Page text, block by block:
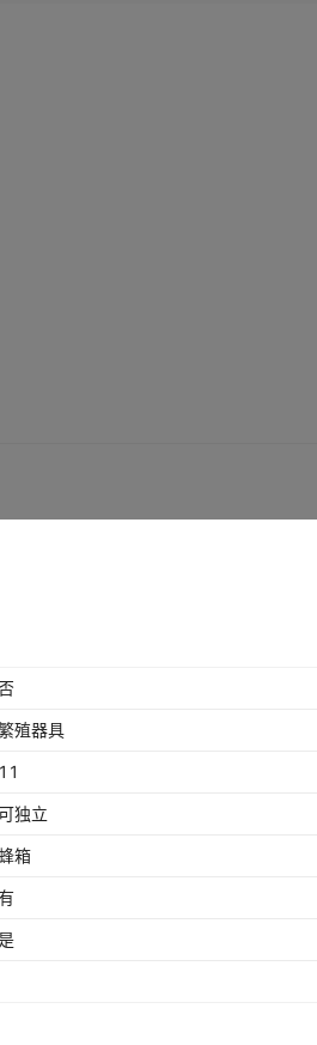
殖器具
11
独立
蜂箱